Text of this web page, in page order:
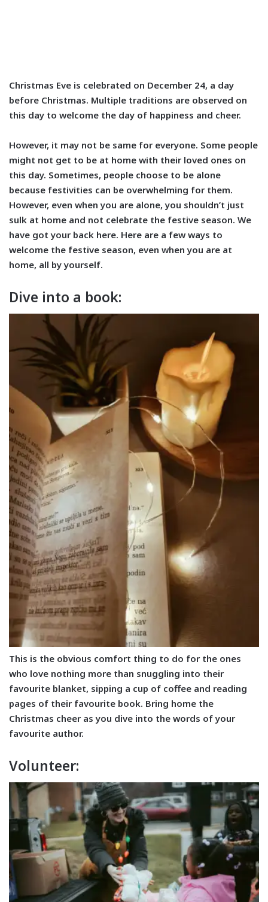
Christmas Eve is celebrated on December 24, a day
before Christmas. Multiple traditions are observed on
this day to welcome the day of happiness and cheer.
However, it may not be same for everyone. Some people
might not get to be at home with their loved ones on
this day. Sometimes, people choose to be alone
because festivities can be overwhelming for them.
However, even when you are alone, you shouldn’t just
sulk at home and not celebrate the festive season. We
have got your back here. Here are a few ways to
welcome the festive season, even when you are at
home, all by yourself.
Dive into a book:
This is the obvious comfort thing to do for the ones
who love nothing more than snuggling into their
favourite blanket, sipping a cup of coffee and reading
pages of their favourite book. Bring home the
Christmas cheer as you dive into the words of your
favourite author.
Volunteer: